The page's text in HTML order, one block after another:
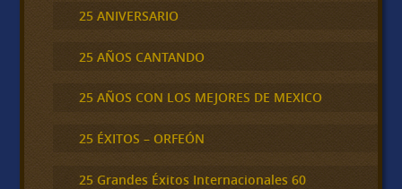
25 ANIVERSARIO
25 AÑOS CANTANDO
25 AÑOS CON LOS MEJORES DE MEXICO
25 ÉXITOS – ORFEÓN
25 Grandes Éxitos Internacionales 60